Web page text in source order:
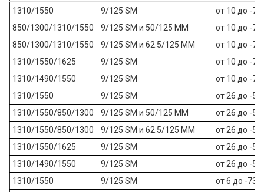
1310/1550 9/125 SM
от 10 до -
850/1300/1310/1550
9/125 SM и 50/125 MM
от 10 до -
850/1300/1310/1550
9/125 SM и 62.5/125 MM
от 10 до -
1310/1550/1625
9/125 SM
от 10 до -
1310/1490/1550
9/125 SM
от 10 до -
1310/1550
9/125 SM
от 26 до -
1310/1550/850/1300
9/125 SM и 50/125 MM
от 26 до -
1310/1550/850/1300
9/125 SM и 62.5/125 MM
от 26 до -
1310/1550/1625
9/125 SM
от 26 до -
1310/1490/1550
9/125 SM
от 26 до -
1310/1550
9/125 SM
от 6 до -73